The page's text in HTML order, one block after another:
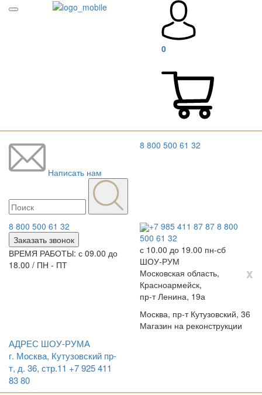
0
Написать нам
8 800 500 61 32
8 800 500 61 32
Заказать звонок
ВРЕМЯ РАБОТЫ: с 09.00 до
18.00 / ПН - ПТ
+7 985 411 87 87 8 800
500 61 32
с 10.00 до 19.00 пн-сб
ШОУ-РУМ
x
Московская область,
Красноармейск,
пр-т Ленина, 19а
Москва, пр-т Кутузовский, 36
Магазин на реконструкции
АДРЕС ШОУ-РУМА
г. Москва, Кутузовский пр-
т, д. 36, стр.11 +7 925 411
83 80